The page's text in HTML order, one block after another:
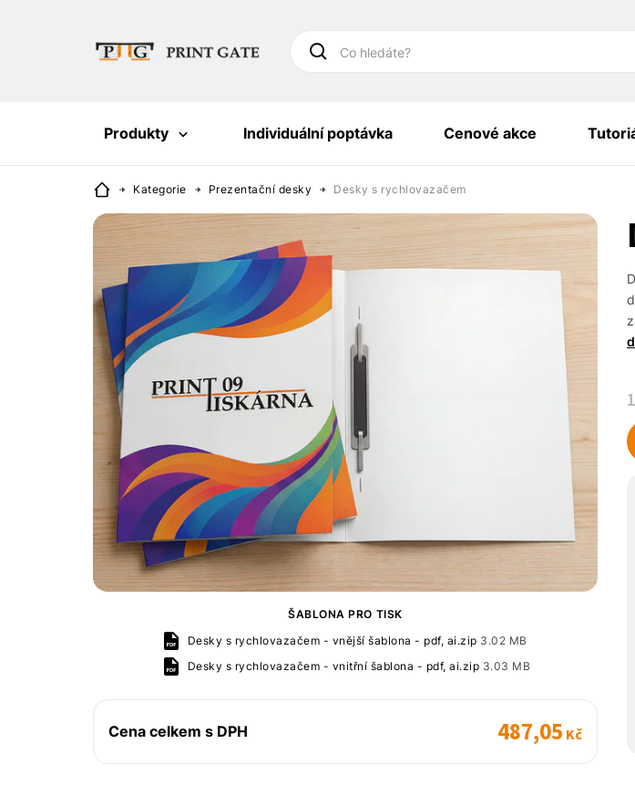
Co hledáte?
Produkty Individuální poptávka Cenové akce
Kategorie Prezentační desky Desky s rychlovazačem
ŠABLONA PRO TISK
Desky s rychlovazačem - vnější šablona - pdf, ai.zip 3.02 MB
Desky s rychlovazačem - vnitřní šablona - pdf, ai.zip 3.03 MB
Cena celkem s DPH 487,05 Kč
1